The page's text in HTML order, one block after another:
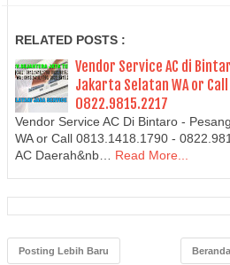
RELATED POSTS :
Vendor Service AC di
Jakarta Selatan WA or
0822.9815.2217
Vendor Service AC Di Bintaro -
WA or Call 0813.1418.1790 -
AC Daerah&nb…
Read More...
Posting Lebih Baru Beranda